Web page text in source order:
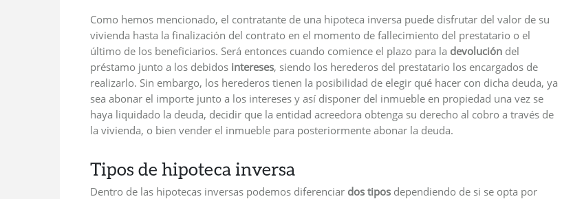
Como hemos mencionado, el contratante de una hipoteca inversa puede disfrutar del valor de su
vivienda hasta la finalización del contrato en el momento de fallecimiento del prestatario o el
último de los beneficiarios. Será entonces cuando comience el plazo para la devolución del
préstamo junto a los debidos intereses, siendo los herederos del prestatario los encargados de
realizarlo. Sin embargo, los herederos tienen la posibilidad de elegir qué hacer con dicha deuda, ya
sea abonar el importe junto a los intereses y así disponer del inmueble en propiedad una vez se
haya liquidado la deuda, decidir que la entidad acreedora obtenga su derecho al cobro a través de
la vivienda, o bien vender el inmueble para posteriormente abonar la deuda.
Tipos de hipoteca inversa
Dentro de las hipotecas inversas podemos diferenciar dos tipos dependiendo de si se opta por